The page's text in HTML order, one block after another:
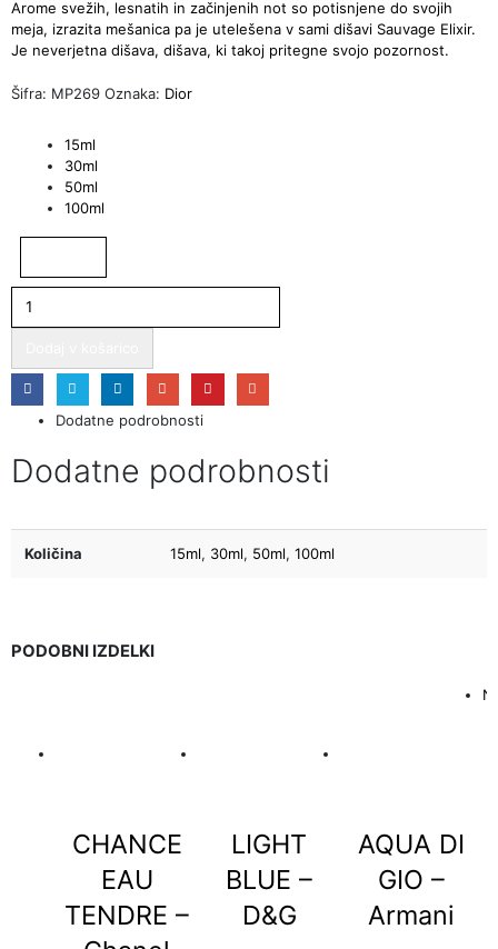
Arome svežih, lesnatih in začinjenih not so potisnjene do svojih
meja, izrazita mešanica pa je utelešena v sami dišavi Sauvage Elixir.
Je neverjetna dišava, dišava, ki takoj pritegne svojo pozornost.
Šifra: MP269 Oznaka: Dior
15ml
30ml
50ml
100ml
Dodatne podrobnosti
Dodatne podrobnosti
Količina 15ml, 30ml, 50ml, 100ml
PODOBNI IZDELKI
CHANCE
EAU
TENDRE –
LIGHT
BLUE –
D&G
AQUA DI
GIO –
Armani